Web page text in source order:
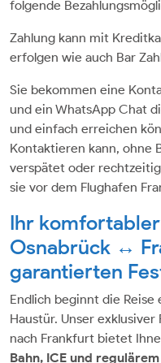
folgende
Zahlung kann mit
erfolgen wie auch Bar
Sie bekommen eine
und ein WhatsApp Chat
und einfach erreichen
Kontaktieren kann, ohne
verspätet oder
sie vor dem Flughafen
Ihr
Osnabrück ↔
garantierten
Endlich beginnt die
Haustür. Unser
nach Frankfurt bietet
Bahn, ICE und regulärem